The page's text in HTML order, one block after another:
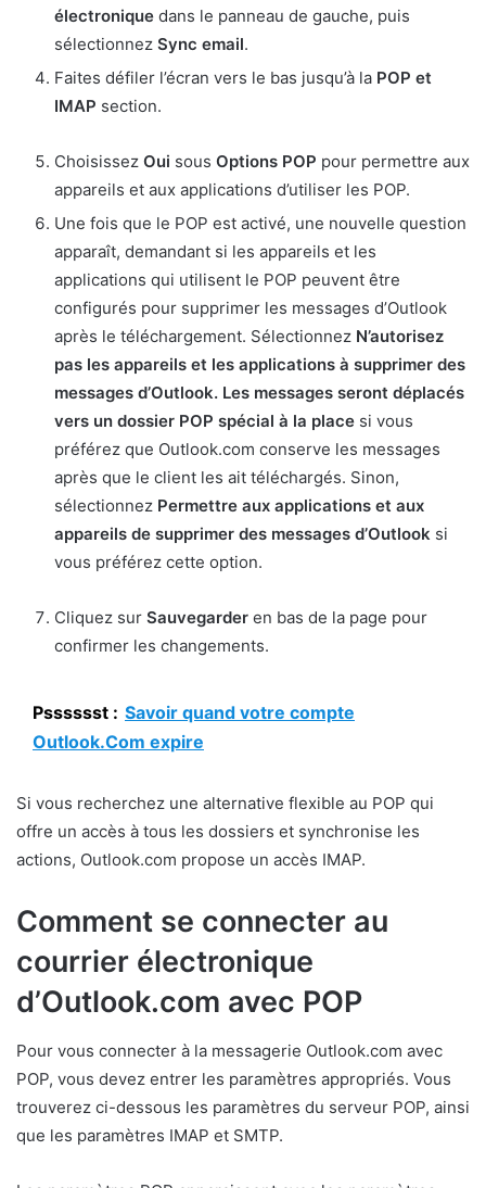
électronique dans le panneau de gauche, puis
sélectionnez Sync email.
Faites défiler l’écran vers le bas jusqu’à la POP et
IMAP section.
Choisissez Oui sous Options POP pour permettre aux
appareils et aux applications d’utiliser les POP.
Une fois que le POP est activé, une nouvelle question
apparaît, demandant si les appareils et les
applications qui utilisent le POP peuvent être
configurés pour supprimer les messages d’Outlook
après le téléchargement. Sélectionnez N’autorisez
pas les appareils et les applications à supprimer des
messages d’Outlook. Les messages seront déplacés
vers un dossier POP spécial à la place si vous
préférez que Outlook.com conserve les messages
après que le client les ait téléchargés. Sinon,
sélectionnez Permettre aux applications et aux
appareils de supprimer des messages d’Outlook si
vous préférez cette option.
Cliquez sur Sauvegarder en bas de la page pour
confirmer les changements.
Psssssst : Savoir quand votre compte
Outlook.Com expire
Si vous recherchez une alternative flexible au POP qui
offre un accès à tous les dossiers et synchronise les
actions, Outlook.com propose un accès IMAP.
Comment se connecter au
courrier électronique
d’Outlook.com avec POP
Pour vous connecter à la messagerie Outlook.com avec
POP, vous devez entrer les paramètres appropriés. Vous
trouverez ci-dessous les paramètres du serveur POP, ainsi
que les paramètres IMAP et SMTP.